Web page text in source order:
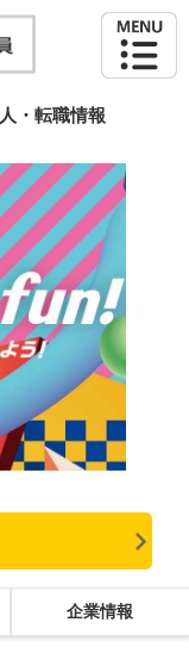
・転職情報
企業情報